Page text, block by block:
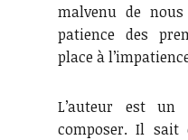
malvenu de
patience des
place à
L’auteur est
composer. Il sait